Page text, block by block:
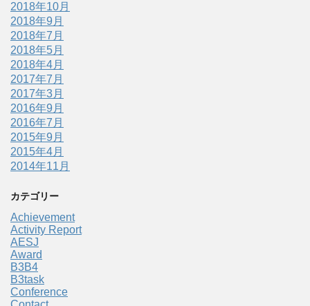
2018年10月
2018年9月
2018年7月
2018年5月
2018年4月
2017年7月
2017年3月
2016年9月
2016年7月
2015年9月
2015年4月
2014年11月
カテゴリー
Achievement
Activity Report
AESJ
Award
B3B4
B3task
Conference